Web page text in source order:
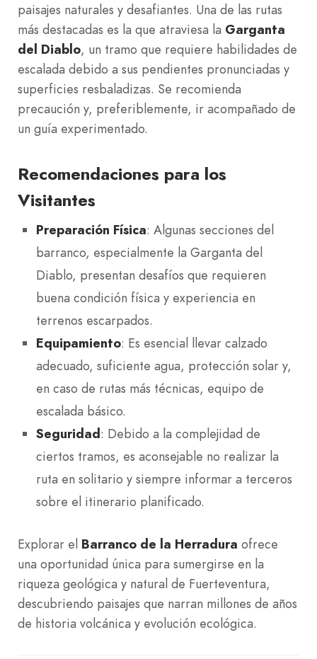
paisajes naturales y desafiantes. Una de las rutas
más destacadas es la que atraviesa la Garganta
del Diablo, un tramo que requiere habilidades de
escalada debido a sus pendientes pronunciadas y
superficies resbaladizas. Se recomienda
precaución y, preferiblemente, ir acompañado de
un guía experimentado.
Recomendaciones para los
Visitantes
Preparación Física: Algunas secciones del
barranco, especialmente la Garganta del
Diablo, presentan desafíos que requieren
buena condición física y experiencia en
terrenos escarpados.
Equipamiento: Es esencial llevar calzado
adecuado, suficiente agua, protección solar y,
en caso de rutas más técnicas, equipo de
escalada básico.
Seguridad: Debido a la complejidad de
ciertos tramos, es aconsejable no realizar la
ruta en solitario y siempre informar a terceros
sobre el itinerario planificado.
Explorar el Barranco de la Herradura ofrece
una oportunidad única para sumergirse en la
riqueza geológica y natural de Fuerteventura,
descubriendo paisajes que narran millones de años
de historia volcánica y evolución ecológica.